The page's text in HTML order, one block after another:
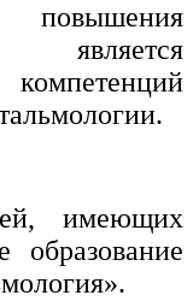
имеющих
образование